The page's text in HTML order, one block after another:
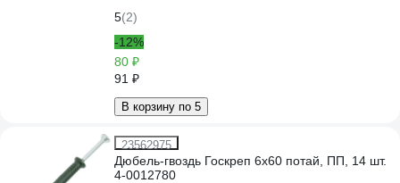
5(2)
-12%
80 ₽
91 ₽
В корзину по 5
23562975
Дюбель-гвоздь Госкреп 6x60 потай, ПП, 14 шт.
4-0012780